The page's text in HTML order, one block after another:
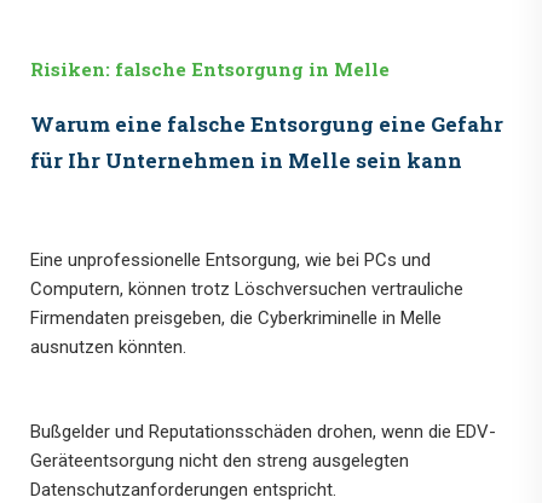
Risiken: falsche Entsorgung in Melle
Warum eine falsche Entsorgung eine Gefahr
für Ihr Unternehmen in Melle sein kann
Eine unprofessionelle Entsorgung, wie bei PCs und
Computern, können trotz Löschversuchen vertrauliche
Firmendaten preisgeben, die Cyberkriminelle in Melle
ausnutzen könnten.
Bußgelder und Reputationsschäden drohen, wenn die EDV-
Geräteentsorgung nicht den streng ausgelegten
Datenschutzanforderungen entspricht.